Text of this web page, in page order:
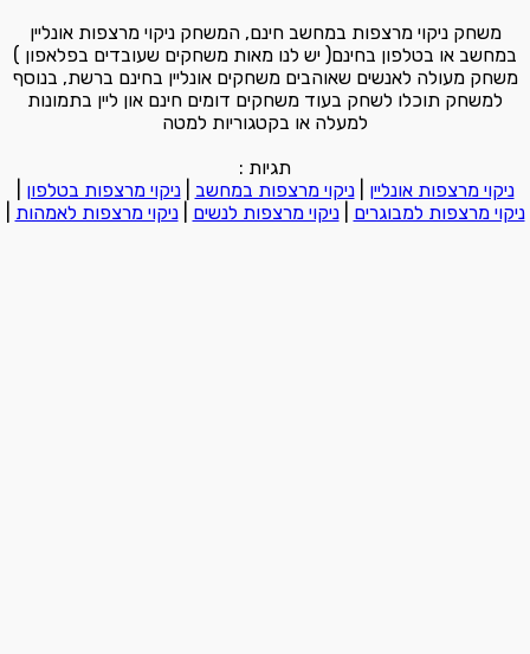
משחק ניקוי מרצפות במחשב חינם, המשחק ניקוי מרצפות אונליין
במחשב או בטלפון בחינם( יש לנו מאות משחקים שעובדים בפלאפון )
משחק מעולה לאנשים שאוהבים משחקים אונליין בחינם ברשת, בנוסף
למשחק תוכלו לשחק בעוד משחקים דומים חינם און ליין בתמונות
למעלה או בקטגוריות למטה
תגיות :
ניקוי מרצפות אונליין |ניקוי מרצפות במחשב |ניקוי מרצפות בטלפון
ניקוי מרצפות למבוגרים |ניקוי מרצפות לנשים |ניקוי מרצפות לאמהות